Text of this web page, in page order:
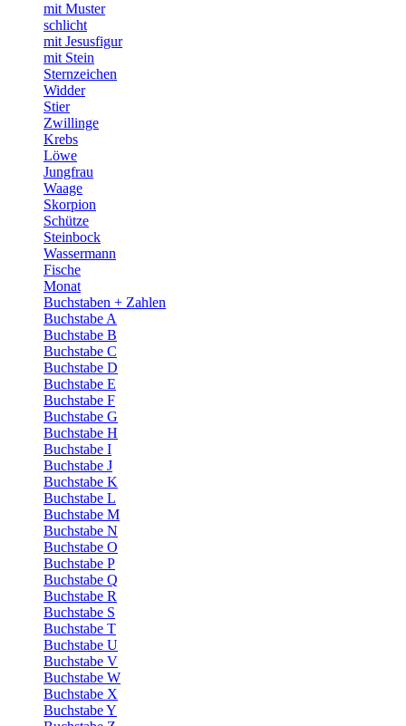
mit Muster
schlicht
mit Jesusfigur
mit Stein
Sternzeichen
Widder
Stier
Zwillinge
Krebs
Löwe
Jungfrau
Waage
Skorpion
Schütze
Steinbock
Wassermann
Fische
Monat
Buchstaben + Zahlen
Buchstabe A
Buchstabe B
Buchstabe C
Buchstabe D
Buchstabe E
Buchstabe F
Buchstabe G
Buchstabe H
Buchstabe I
Buchstabe J
Buchstabe K
Buchstabe L
Buchstabe M
Buchstabe N
Buchstabe O
Buchstabe P
Buchstabe Q
Buchstabe R
Buchstabe S
Buchstabe T
Buchstabe U
Buchstabe V
Buchstabe W
Buchstabe X
Buchstabe Y